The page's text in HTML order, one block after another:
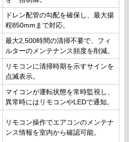
ドレン配管の勾配を確保し、最大揚
程850mmまで対応。
最大2,500時間の清掃不要で、フィ
ルターのメンテナンス頻度を削減。
リモコンに清掃時期を示すサインを
点滅表示。
マイコンが運転状態を常時監視し、
異常時にはリモコンやLEDで通知。
リモコン操作でエアコンのメンテナ
ンス情報を室内から確認可能。